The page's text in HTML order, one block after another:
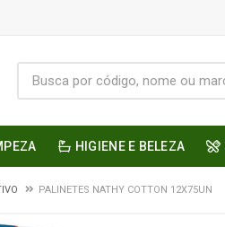
HIGIENE E BELEZA
PALINETES NATHY COTTON 12X75UN